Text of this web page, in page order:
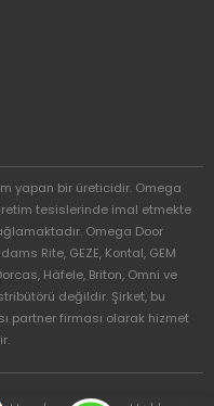
yapan bir üreticidir. Omega
tesislerinde imal etmekte
Omega Door
Rite, GEZE, Kontal, GEM
Häfele, Briton, Omni ve
değildir. Şirket, bu
partner firması olarak hizmet